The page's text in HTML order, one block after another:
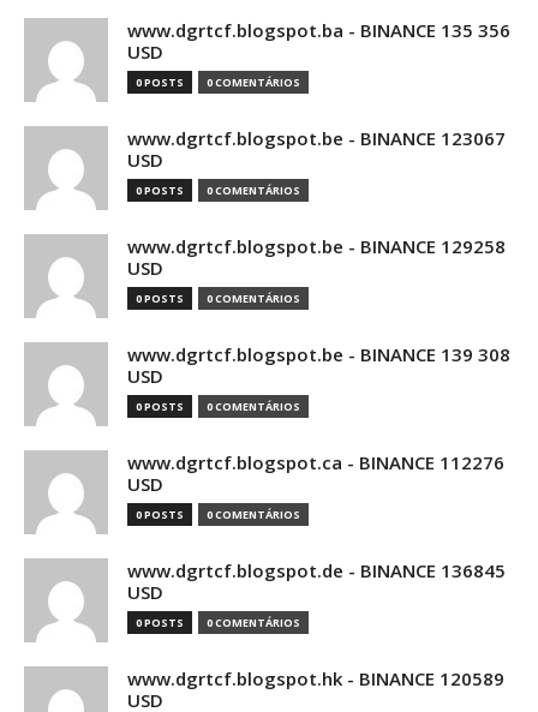
www.dgrtcf.blogspot.ba - BINANCE 135 356
USD
0 POSTS 0 COMENTÁRIOS
www.dgrtcf.blogspot.be - BINANCE 123067
USD
0 POSTS 0 COMENTÁRIOS
www.dgrtcf.blogspot.be - BINANCE 129258
USD
0 POSTS 0 COMENTÁRIOS
www.dgrtcf.blogspot.be - BINANCE 139 308
USD
0 POSTS 0 COMENTÁRIOS
www.dgrtcf.blogspot.ca - BINANCE 112276
USD
0 POSTS 0 COMENTÁRIOS
www.dgrtcf.blogspot.de - BINANCE 136845
USD
0 POSTS 0 COMENTÁRIOS
www.dgrtcf.blogspot.hk - BINANCE 120589
USD